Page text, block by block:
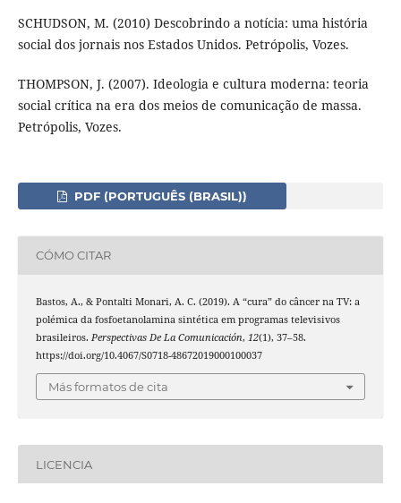
SCHUDSON, M. (2010) Descobrindo a notícia: uma história
social dos jornais nos Estados Unidos. Petrópolis, Vozes.
THOMPSON, J. (2007). Ideologia e cultura moderna: teoria
social crítica na era dos meios de comunicação de massa.
Petrópolis, Vozes.
PDF (PORTUGUÊS (BRASIL))
CÓMO CITAR
Bastos, A., & Pontalti Monari, A. C. (2019). A “cura” do câncer na TV: a
polémica da fosfoetanolamina sintética em programas televisivos
brasileiros. Perspectivas De La Comunicación, 12(1), 37–58.
https://doi.org/10.4067/S0718-48672019000100037
Más formatos de cita
LICENCIA